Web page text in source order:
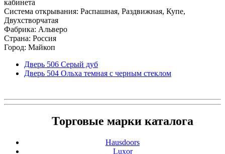
кабинета
Система открывания: Распашная, Раздвижная, Купе,
Двухстворчатая
Фабрика: Альверо
Страна: Россия
Город: Майкоп
Дверь 506 Серый дуб
Дверь 504 Ольха темная с черным стеклом
Торговые марки каталога
Hausdoors
Luxor